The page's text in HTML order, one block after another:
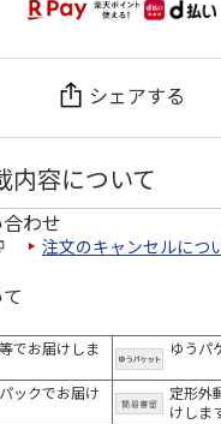
シェアする
内容について
わせ
注文のキャンセルにつ
でお届けしま
ゆうパ
ックでお届け
定形外
けしま